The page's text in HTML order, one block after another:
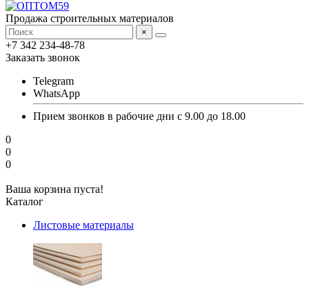
Продажа строительных материалов
×
+7 342 234-48-78
Заказать звонок
Telegram
WhatsApp
Прием звонков в рабочие дни с 9.00 до 18.00
0
0
0
Ваша корзина пуста!
Каталог
Листовые материалы